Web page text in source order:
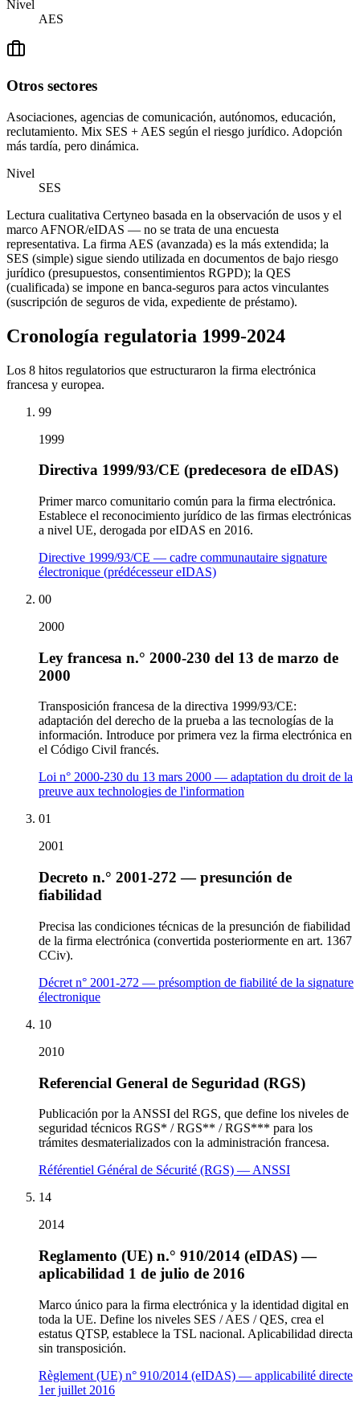
Nivel
AES
Otros sectores
Asociaciones, agencias de comunicación, autónomos, educación,
reclutamiento. Mix SES + AES según el riesgo jurídico. Adopción
más tardía, pero dinámica.
Nivel
SES
Lectura cualitativa Certyneo basada en la observación de usos y el
marco AFNOR/eIDAS — no se trata de una encuesta
representativa. La firma AES (avanzada) es la más extendida; la
SES (simple) sigue siendo utilizada en documentos de bajo riesgo
jurídico (presupuestos, consentimientos RGPD); la QES
(cualificada) se impone en banca-seguros para actos vinculantes
(suscripción de seguros de vida, expediente de préstamo).
Cronología regulatoria 1999-2024
Los 8 hitos regulatorios que estructuraron la firma electrónica
francesa y europea.
99
1999
Directiva 1999/93/CE (predecesora de eIDAS)
Primer marco comunitario común para la firma electrónica.
Establece el reconocimiento jurídico de las firmas electrónicas
a nivel UE, derogada por eIDAS en 2016.
Directive 1999/93/CE — cadre communautaire signature
électronique (prédécesseur eIDAS)
00
2000
Ley francesa n.° 2000-230 del 13 de marzo de
2000
Transposición francesa de la directiva 1999/93/CE:
adaptación del derecho de la prueba a las tecnologías de la
información. Introduce por primera vez la firma electrónica en
el Código Civil francés.
Loi n° 2000-230 du 13 mars 2000 — adaptation du droit de la
preuve aux technologies de l'information
01
2001
Decreto n.° 2001-272 — presunción de
fiabilidad
Precisa las condiciones técnicas de la presunción de fiabilidad
de la firma electrónica (convertida posteriormente en art. 1367
CCiv).
Décret n° 2001-272 — présomption de fiabilité de la signature
électronique
10
2010
Referencial General de Seguridad (RGS)
Publicación por la ANSSI del RGS, que define los niveles de
seguridad técnicos RGS* / RGS** / RGS*** para los
trámites desmaterializados con la administración francesa.
Référentiel Général de Sécurité (RGS) — ANSSI
14
2014
Reglamento (UE) n.° 910/2014 (eIDAS) —
aplicabilidad 1 de julio de 2016
Marco único para la firma electrónica y la identidad digital en
toda la UE. Define los niveles SES / AES / QES, crea el
estatus QTSP, establece la TSL nacional. Aplicabilidad directa
sin transposición.
Règlement (UE) n° 910/2014 (eIDAS) — applicabilité directe
1er juillet 2016